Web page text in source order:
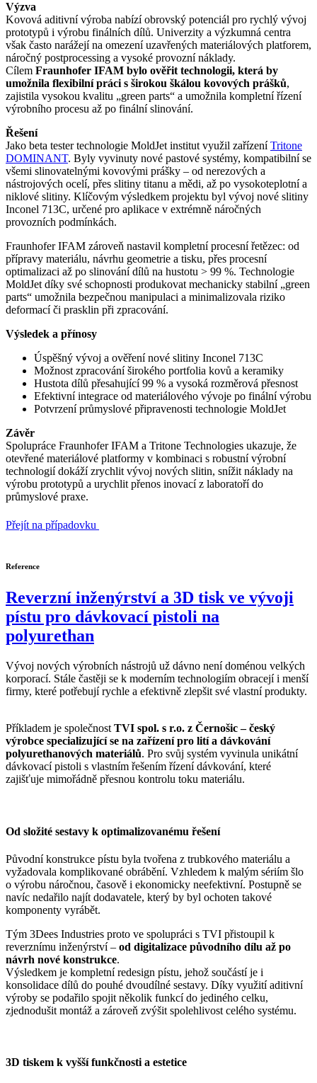
Výzva
Kovová aditivní výroba nabízí obrovský potenciál pro rychlý vývoj
prototypů i výrobu finálních dílů. Univerzity a výzkumná centra
však často narážejí na omezení uzavřených materiálových platforem,
náročný postprocessing a vysoké provozní náklady.
Cílem Fraunhofer IFAM bylo ověřit technologii, která by
umožnila flexibilní práci s širokou škálou kovových prášků,
zajistila vysokou kvalitu „green parts“ a umožnila kompletní řízení
výrobního procesu až po finální slinování.
Řešení
Jako beta tester technologie MoldJet institut využil zařízení Tritone
DOMINANT. Byly vyvinuty nové pastové systémy, kompatibilní se
všemi slinovatelnými kovovými prášky – od nerezových a
nástrojových ocelí, přes slitiny titanu a mědi, až po vysokoteplotní a
niklové slitiny. Klíčovým výsledkem projektu byl vývoj nové slitiny
Inconel 713C, určené pro aplikace v extrémně náročných
provozních podmínkách.
Fraunhofer IFAM zároveň nastavil kompletní procesní řetězec: od
přípravy materiálu, návrhu geometrie a tisku, přes procesní
optimalizaci až po slinování dílů na hustotu > 99 %. Technologie
MoldJet díky své schopnosti produkovat mechanicky stabilní „green
parts“ umožnila bezpečnou manipulaci a minimalizovala riziko
deformací či prasklin při zpracování.
Výsledek a přínosy
Úspěšný vývoj a ověření nové slitiny Inconel 713C
Možnost zpracování širokého portfolia kovů a keramiky
Hustota dílů přesahující 99 % a vysoká rozměrová přesnost
Efektivní integrace od materiálového vývoje po finální výrobu
Potvrzení průmyslové připravenosti technologie MoldJet
Závěr
Spolupráce Fraunhofer IFAM a Tritone Technologies ukazuje, že
otevřené materiálové platformy v kombinaci s robustní výrobní
technologií dokáží zrychlit vývoj nových slitin, snížit náklady na
výrobu prototypů a urychlit přenos inovací z laboratoří do
průmyslové praxe.
Přejít na případovku
Reference
Reverzní inženýrství a 3D tisk ve vývoji
pístu pro dávkovací pistoli na
polyurethan
Vývoj nových výrobních nástrojů už dávno není doménou velkých
korporací. Stále častěji se k moderním technologiím obracejí i menší
firmy, které potřebují rychle a efektivně zlepšit své vlastní produkty.
Příkladem je společnost TVI spol. s r.o. z Černošic – český
výrobce specializující se na zařízení pro lití a dávkování
polyurethanových materiálů. Pro svůj systém vyvinula unikátní
dávkovací pistoli s vlastním řešením řízení dávkování, které
zajišťuje mimořádně přesnou kontrolu toku materiálu.
Od složité sestavy k optimalizovanému řešení
Původní konstrukce pístu byla tvořena z trubkového materiálu a
vyžadovala komplikované obrábění. Vzhledem k malým sériím šlo
o výrobu náročnou, časově i ekonomicky neefektivní. Postupně se
navíc nedařilo najít dodavatele, který by byl ochoten takové
komponenty vyrábět.
Tým 3Dees Industries proto ve spolupráci s TVI přistoupil k
reverznímu inženýrství – od digitalizace původního dílu až po
návrh nové konstrukce.
Výsledkem je kompletní redesign pístu, jehož součástí je i
konsolidace dílů do pouhé dvoudílné sestavy. Díky využití aditivní
výroby se podařilo spojit několik funkcí do jediného celku,
zjednodušit montáž a zároveň zvýšit spolehlivost celého systému.
3D tiskem k vyšší funkčnosti a estetice